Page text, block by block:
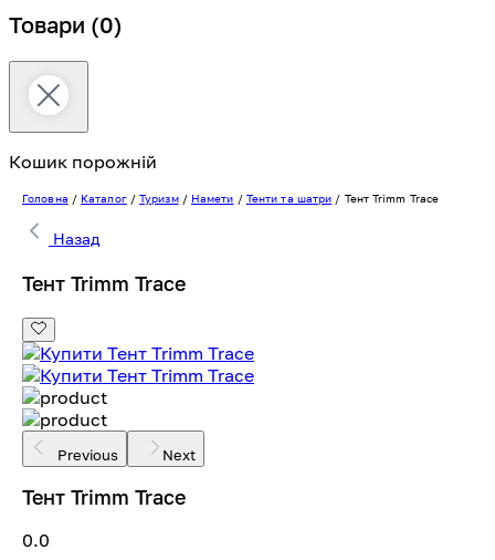
Товари (0)
Кошик порожній
Головна / Каталог/Туризм/ Намети / Тенти та шатри / Тент Trimm Trace
Назад
Тент Trimm Trace
Previous Next
Тент Trimm Trace
0.0